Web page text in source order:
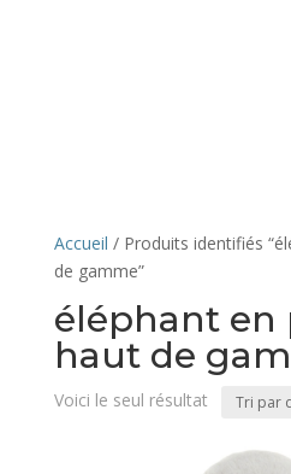
Accueil / Produits identifiés
de gamme”
éléphant en
haut de
Voici le seul résultat